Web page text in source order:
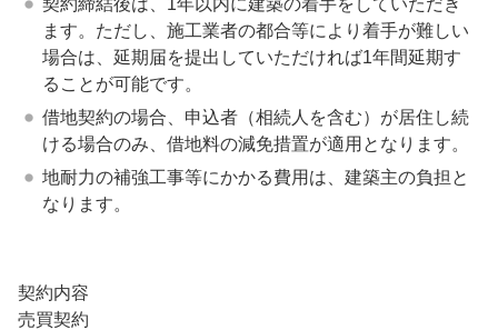
契約締結後は、1年以内に建築の着手をしていただき
ます。ただし、施工業者の都合等により着手が難しい
場合は、延期届を提出していただければ1年間延期す
ることが可能です。
借地契約の場合、申込者（相続人を含む）が居住し続
ける場合のみ、借地料の減免措置が適用となります。
地耐力の補強工事等にかかる費用は、建築主の負担と
なります。
契約内容
売買契約